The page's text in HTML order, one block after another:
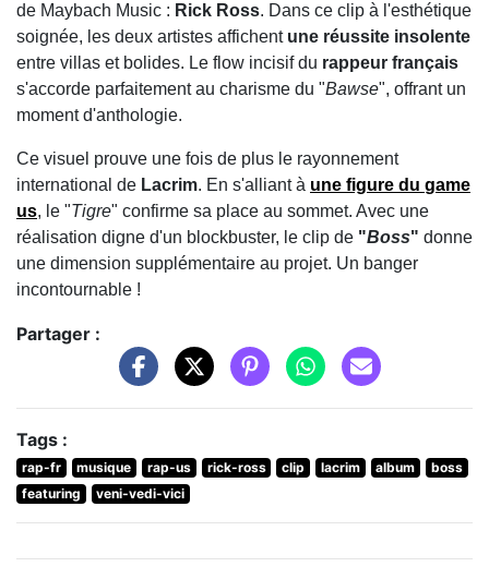
de Maybach Music : Rick Ross. Dans ce clip à l'esthétique
soignée, les deux artistes affichent une réussite insolente
entre villas et bolides. Le flow incisif du rappeur français
s'accorde parfaitement au charisme du "Bawse", offrant un
moment d'anthologie.
Ce visuel prouve une fois de plus le rayonnement
international de Lacrim. En s'alliant à une figure du game
us, le "Tigre" confirme sa place au sommet. Avec une
réalisation digne d'un blockbuster, le clip de "Boss" donne
une dimension supplémentaire au projet. Un banger
incontournable !
Partager :
Tags :
rap-fr musique rap-us rick-ross clip lacrim album
boss
featuring
veni-vedi-vici